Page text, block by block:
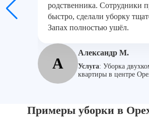
родственника. Сотрудники
быстро, сделали уборку
Запах полностью ушёл.
А
Александр М.
Услуга: Уборка
квартиры в центре
Примеры уборки в